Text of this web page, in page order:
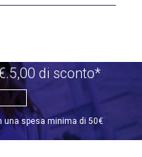
di sconto*
una spesa minima di 50€